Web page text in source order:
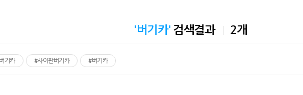
'버기카' 검색결과 2개
기카 #사이판버기카 #버기카